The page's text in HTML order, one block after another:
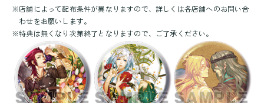
※店舗によって配布条件が異なりますので、詳しくは各店舗へのお問い合
わせをお願いします。
※特典は無くなり次第終了となりますので、ご了承ください。